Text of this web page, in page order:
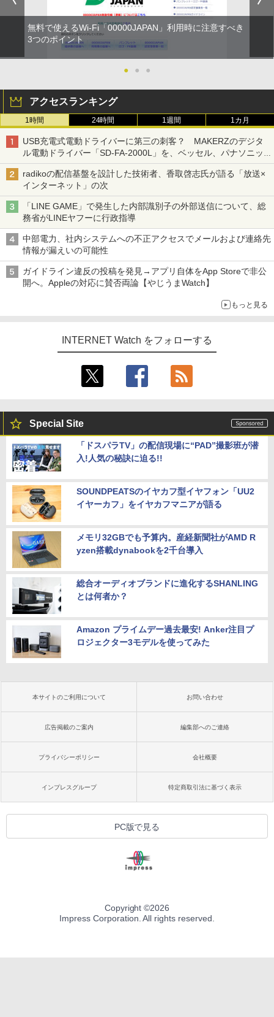
無料で使えるWi-Fi「00000JAPAN」利用時に注意すべき
3つのポイント
● ● ●
アクセスランキング
1時間 24時間 1週間 1カ月
USB充電式電動ドライバーに第三の刺客？ MAKERZのデジタ
ル電動ドライバー「SD-FA-2000L」を、ベッセル、パナソニッ
クと比較してみた 【テレワークグッズ・ミニレビュー 第165
回】
radikoの配信基盤を設計した技術者、香取啓志氏が語る「放送×
インターネット」の次
「LINE GAME」で発生した内部識別子の外部送信について、総
務省がLINEヤフーに行政指導
中部電力、社内システムへの不正アクセスでメールおよび連絡先
情報が漏えいの可能性
ガイドライン違反の投稿を発見→アプリ自体をApp Storeで非公
開へ。Appleの対応に賛否両論【やじうまWatch】
もっと見る
INTERNET Watch をフォローする
Special Site
「ドスパラTV」の配信現場に“PAD”撮影班が潜
入!人気の秘訣に迫る!!
SOUNDPEATSのイヤカフ型イヤフォン「UU2
イヤーカフ」をイヤカフマニアが語る
メモリ32GBでも予算内。産経新聞社がAMD R
yzen搭載dynabookを2千台導入
総合オーディオブランドに進化するSHANLING
とは何者か？
Amazon プライムデー過去最安! Anker注目プ
ロジェクター3モデルを使ってみた
本サイトのご利用について お問い合わせ
広告掲載のご案内 編集部へのご連絡
プライバシーポリシー 会社概要
インプレスグループ 特定商取引法に基づく表示
PC版で見る
Copyright ©2026
Impress Corporation. All rights reserved.